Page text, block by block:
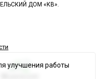
ДОМ «КВ».
улучшения работы